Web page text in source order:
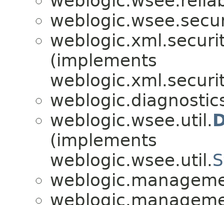
(implements
weblogic.wsee.util.
(implements
weblogic.wsee.util.